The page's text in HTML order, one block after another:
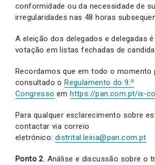
conformidade ou da necessidade de
irregularidades nas 48 horas
A eleição dos delegados e delegadas
votação em listas fechadas de
Recordamos que em todo o momento
consultado oRegulamento do 9.º
Congresso emhttps://pan.com.pt/ix-
Para qualquer esclarecimento sobre
contactar via correio
eletrónico: distrital.leiria@pan.com.pt
Ponto 2. Análise e discussão sobre o